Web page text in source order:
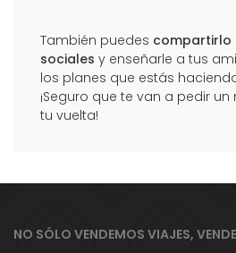
También puedes compartirlo
sociales y enseñarle a tus
los planes que estás
¡Seguro que te van a pedir
tu vuelta!
NO SÓLO VENDEMOS VIAJES,